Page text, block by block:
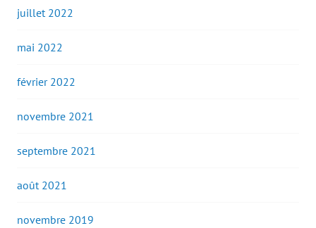
juillet 2022
mai 2022
février 2022
novembre 2021
septembre 2021
août 2021
novembre 2019